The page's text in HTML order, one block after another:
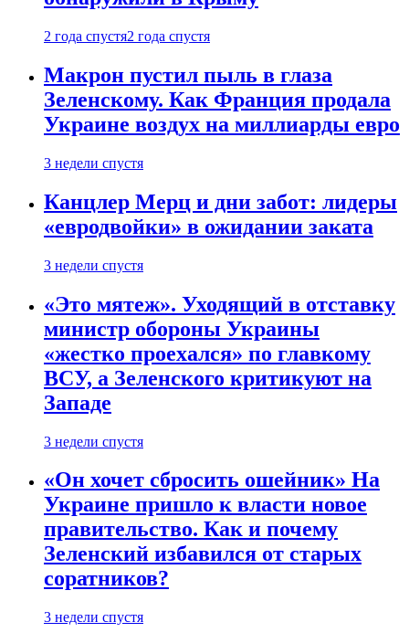
2 года спустя2 года спустя
Макрон пустил пыль в глаза
Зеленскому. Как Франция продала
Украине воздух на миллиарды евро
3 недели спустя
Канцлер Мерц и дни забот: лидеры
«евродвойки» в ожидании заката
3 недели спустя
«Это мятеж». Уходящий в отставку
министр обороны Украины
«жестко проехался» по главкому
ВСУ, а Зеленского критикуют на
Западе
3 недели спустя
«Он хочет сбросить ошейник» На
Украине пришло к власти новое
правительство. Как и почему
Зеленский избавился от старых
соратников?
3 недели спустя